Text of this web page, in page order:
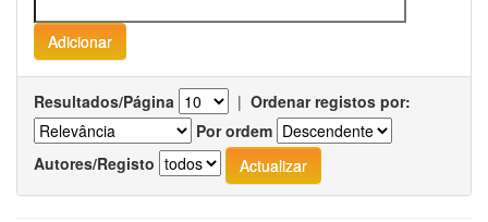
Resultados/Página | Ordenar registos por:
Por ordem
Autores/Registo